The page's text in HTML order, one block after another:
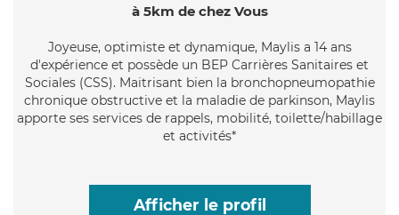
à 5km de chez Vous
Joyeuse, optimiste et dynamique, Maylis a 14 ans
d'expérience et possède un BEP Carrières Sanitaires et
Sociales (CSS). Maitrisant bien la bronchopneumopathie
chronique obstructive et la maladie de parkinson, Maylis
apporte ses services de rappels, mobilité, toilette/habillage
et activités*
Afficher le profil